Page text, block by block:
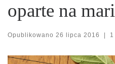
oparte na
Opublikowano 26 lipca 2016 |